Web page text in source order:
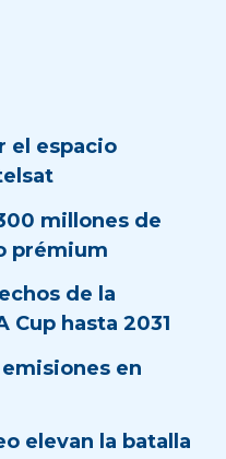
el espacio
millones de
prémium
de la
Cup hasta 2031
emisiones en
elevan la batalla